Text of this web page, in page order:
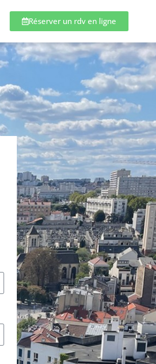
Réserver un rdv en ligne